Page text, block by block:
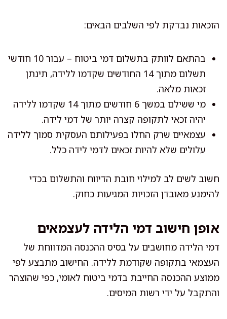
הזכאות נבדקת לפי השלבים הבאים:
בהתאם לוותק בתשלום דמי ביטוח – עבור 10 חודשי
תשלום מתוך 14 החודשים שקדמו ללידה, תינתן
זכאות מלאה.
מי ששילם במשך 6 חודשים מתוך 14 שקדמו ללידה
יהיה זכאי לתקופה קצרה יותר של דמי לידה.
עצמאיים שרק החלו בפעילותם העסקית סמוך ללידה
עלולים שלא להיות זכאים לדמי לידה כלל.
חשוב לשים לב למילוי חובת הדיווח והתשלום בכדי
להימנע מאובדן הזכויות המגיעות כחוק.
אופן חישוב דמי הלידה לעצמאים
דמי הלידה מחושבים על בסיס ההכנסה המדווחת של
העצמאי בתקופה שקודמת ללידה. החישוב מתבצע לפי
ממוצע ההכנסה החייבת בדמי ביטוח לאומי, כפי שהוצהר
והתקבל על ידי רשות המיסים.